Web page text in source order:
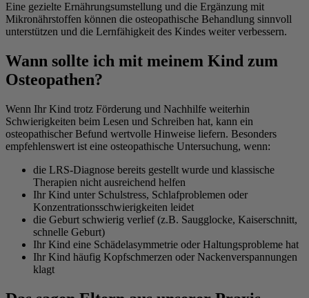
Eine gezielte Ernährungsumstellung und die Ergänzung mit
Mikronährstoffen können die osteopathische Behandlung sinnvoll
unterstützen und die Lernfähigkeit des Kindes weiter verbessern.
Wann sollte ich mit meinem Kind zum
Osteopathen?
Wenn Ihr Kind trotz Förderung und Nachhilfe weiterhin
Schwierigkeiten beim Lesen und Schreiben hat, kann ein
osteopathischer Befund wertvolle Hinweise liefern. Besonders
empfehlenswert ist eine osteopathische Untersuchung, wenn:
die LRS-Diagnose bereits gestellt wurde und klassische
Therapien nicht ausreichend helfen
Ihr Kind unter Schulstress, Schlafproblemen oder
Konzentrationsschwierigkeiten leidet
die Geburt schwierig verlief (z.B. Saugglocke, Kaiserschnitt,
schnelle Geburt)
Ihr Kind eine Schädelasymmetrie oder Haltungsprobleme hat
Ihr Kind häufig Kopfschmerzen oder Nackenverspannungen
klagt